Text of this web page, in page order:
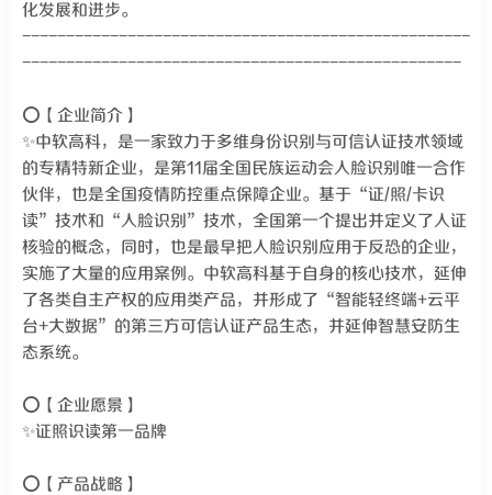
化发展和进步。
---------------------------------------------------
--------------------------------------------------
⭕【企业简介】
✨中软高科，是一家致力于多维身份识别与可信认证技术领域
的专精特新企业，是第11届全国民族运动会人脸识别唯一合作
伙伴，也是全国疫情防控重点保障企业。基于“证/照/卡识
读”技术和“人脸识别”技术，全国第一个提出并定义了人证
核验的概念，同时，也是最早把人脸识别应用于反恐的企业，
实施了大量的应用案例。中软高科基于自身的核心技术，延伸
了各类自主产权的应用类产品，并形成了“智能轻终端+云平
台+大数据”的第三方可信认证产品生态，并延伸智慧安防生
态系统。
⭕【企业愿景】
✨证照识读第一品牌
⭕【产品战略】